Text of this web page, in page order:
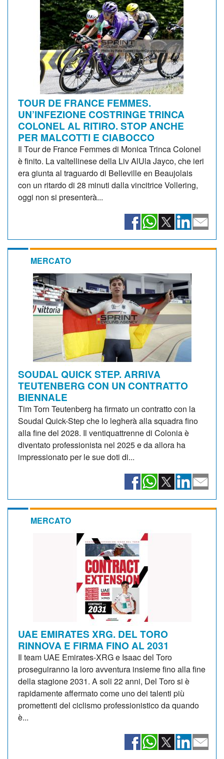
TOUR DE FRANCE FEMMES.
UN’INFEZIONE COSTRINGE TRINCA
COLONEL AL RITIRO. STOP ANCHE
PER MALCOTTI E CIABOCCO
Il Tour de France Femmes di Monica Trinca Colonel
è finito. La valtellinese della Liv AlUla Jayco, che ieri
era giunta al traguardo di Belleville en Beaujolais
con un ritardo di 28 minuti dalla vincitrice Vollering,
oggi non si presenterà...
MERCATO
SOUDAL QUICK STEP. ARRIVA
TEUTENBERG CON UN CONTRATTO
BIENNALE
Tim Torn Teutenberg ha firmato un contratto con la
Soudal Quick-Step che lo legherà alla squadra fino
alla fine del 2028. Il ventiquattrenne di Colonia è
diventato professionista nel 2025 e da allora ha
impressionato per le sue doti di...
MERCATO
UAE EMIRATES XRG. DEL TORO
RINNOVA E FIRMA FINO AL 2031
Il team UAE Emirates-XRG e Isaac del Toro
proseguiranno la loro avventura insieme fino alla fine
della stagione 2031. A soli 22 anni, Del Toro si è
rapidamente affermato come uno dei talenti più
promettenti del ciclismo professionistico da quando
è...